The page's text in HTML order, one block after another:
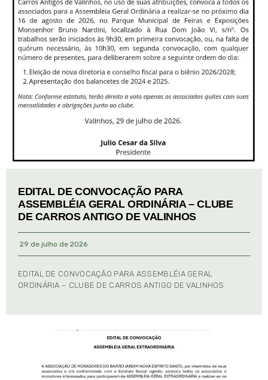
EDITAL DE CONVOCAÇÃO PARA
ASSEMBLÉIA GERAL ORDINÁRIA – CLUBE
DE CARROS ANTIGO DE VALINHOS
29 de julho de 2026
EDITAL DE CONVOCAÇÃO PARA ASSEMBLÉIA GERAL
ORDINÁRIA – CLUBE DE CARROS ANTIGO DE VALINHOS